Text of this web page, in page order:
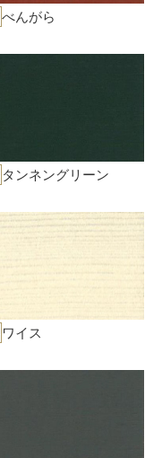
ワイス
べんがら
タンネングリーン